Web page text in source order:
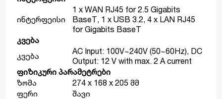
ინტერფეისი
1 x WAN RJ45 for 2.5 Gigabits
BaseT, 1 x USB 3.2, 4 x LAN RJ45
for Gigabits BaseT
კვება
კვება
AC Input: 100V~240V (50~60Hz), DC
Output: 12 V with max. 2 A current
ფიზიკური პარამეტრები
ზომა
274 x 168 x 205 მმ
ფერი
შავი